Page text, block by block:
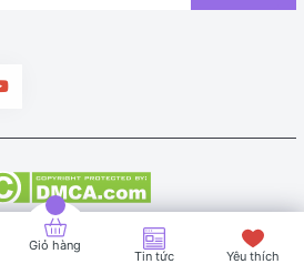
ANH BABY STORE |Cung cấp bởiSapo
Giỏ hàng
Tin tức Yêu thích